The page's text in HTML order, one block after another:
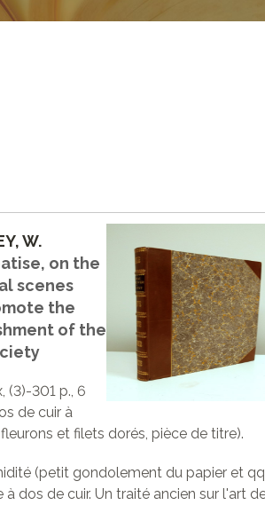
W.
on the
scenes
the
of the
(3)-301 p., 6
de cuir à
et filets dorés, pièce de titre).
(petit gondolement du papier et
dos de cuir. Un traité ancien sur l'art